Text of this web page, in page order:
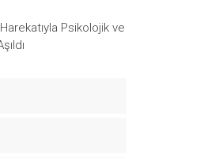
Psikolojik ve